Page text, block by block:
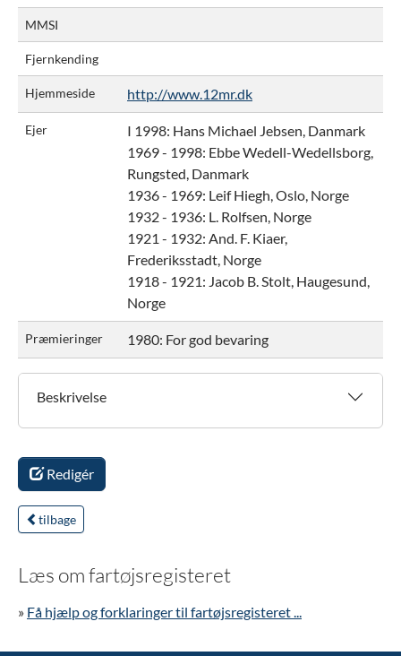
MMSI
Fjernkending
Hjemmeside http://www.12mr.dk
Ejer I 1998: Hans Michael Jebsen, Danmark
1969 - 1998: Ebbe Wedell-Wedellsborg,
Rungsted, Danmark
1936 - 1969: Leif Hiegh, Oslo, Norge
1932 - 1936: L. Rolfsen, Norge
1921 - 1932: And. F. Kiaer,
Frederiksstadt, Norge
1918 - 1921: Jacob B. Stolt, Haugesund,
Norge
Præmieringer 1980: For god bevaring
Beskrivelse
Redigér
tilbage
Læs om fartøjsregisteret
» Få hjælp og forklaringer til fartøjsregisteret ...